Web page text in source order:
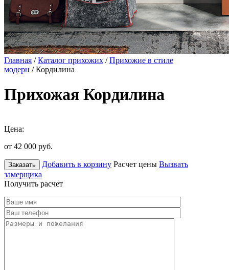
Главная /Каталог прихожих /Прихожие в стиле
модерн / Кордилина
Прихожая Кордилина
Цена:
от 42 000 руб.
Заказать Добавить в корзину Расчет цены Вызвать
замерщика
Получить расчет